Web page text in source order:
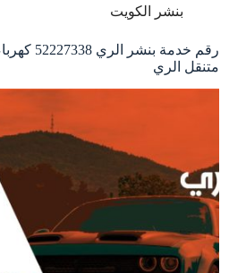
بنشر الكويت
رقم خدمة بنشر
متنقل الري